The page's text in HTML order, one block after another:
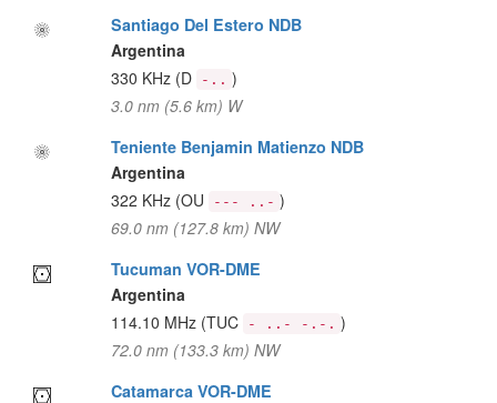
Santiago Del Estero NDB
Argentina
330 KHz (D -.. )
3.0 nm (5.6 km) W
Teniente Benjamin Matienzo NDB
Argentina
322 KHz (OU --- ..- )
69.0 nm (127.8 km) NW
Tucuman VOR-DME
Argentina
114.10 MHz (TUC - ..- -.-. )
72.0 nm (133.3 km) NW
Catamarca VOR-DME